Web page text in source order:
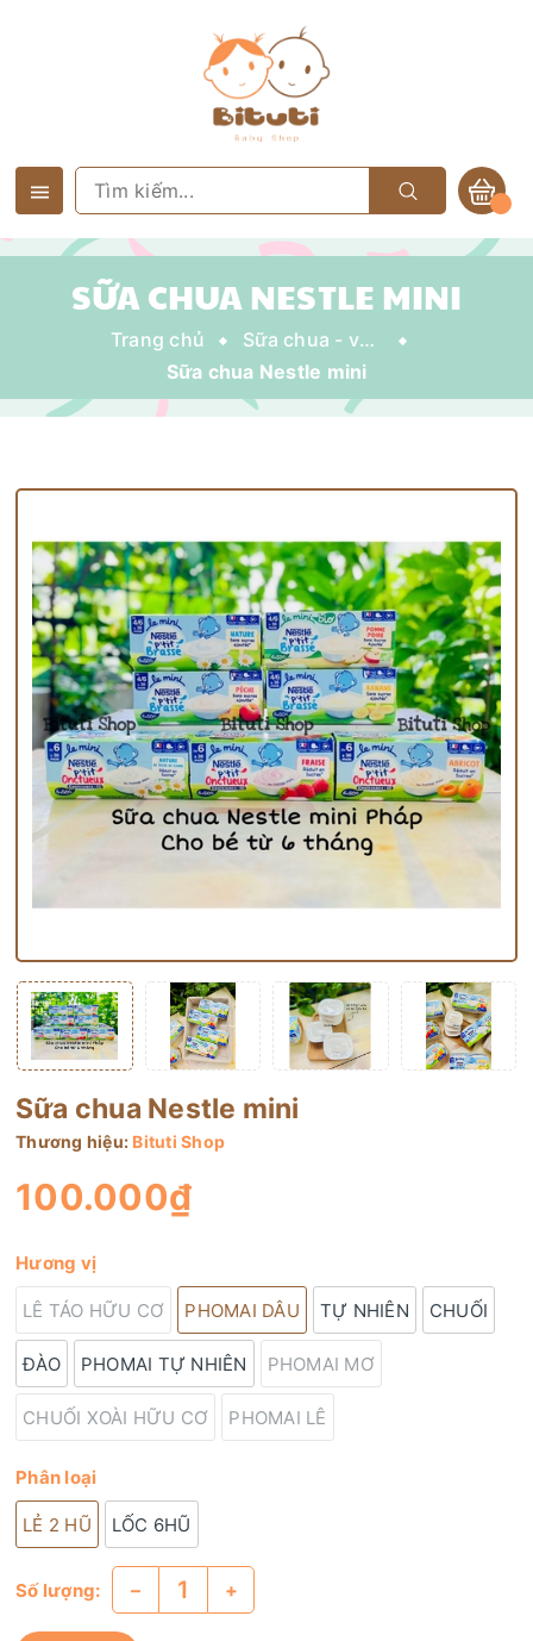
SỮA CHUA NESTLE MINI
Trang chủ
Sữa chua - váng sữa - trái cây nghiền
Sữa chua Nestle mini
Sữa chua Nestle mini
Thương hiệu: Bituti Shop
100.000₫
Hương vị
LÊ TÁO HỮU CƠ PHOMAI DÂU TỰ NHIÊN CHUỐI
ĐÀO PHOMAI TỰ NHIÊN PHOMAI MƠ
CHUỐI XOÀI HỮU CƠ PHOMAI LÊ
Phân loại
LẺ 2 HŨ LỐC 6HŨ
Số lượng: – +